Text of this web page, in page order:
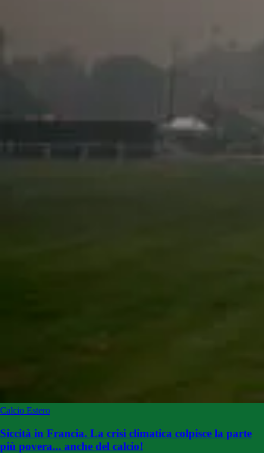
Calcio Estero
Siccità in Francia. La crisi climatica colpisce la parte
più povera... anche del calcio!